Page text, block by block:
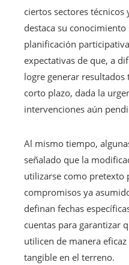
ciertos sectores técnicos
destaca su
planificación
expectativas de que, a
logre generar resultados
corto plazo, dada la
intervenciones aún
Al mismo tiempo,
señalado que la
utilizarse como pretexto
compromisos ya
definan fechas
cuentas para garantizar
utilicen de manera
tangible en el terreno.